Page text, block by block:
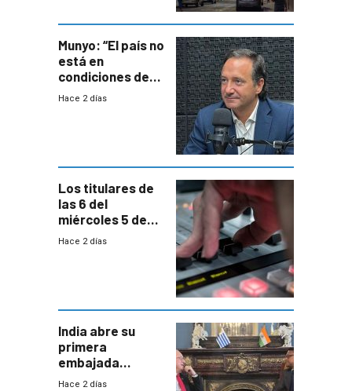
Munyo: “El país no
está en
condiciones de
enfrentar una
Hace 2 días
Los titulares de
las 6 del
miércoles 5 de
agosto de 2026
Hace 2 días
India abre su
primera
embajada
residente en
Hace 2 días